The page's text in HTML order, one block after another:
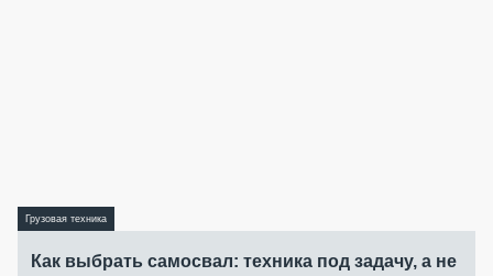
Грузовая техника
Как выбрать самосвал: техника под задачу, а не